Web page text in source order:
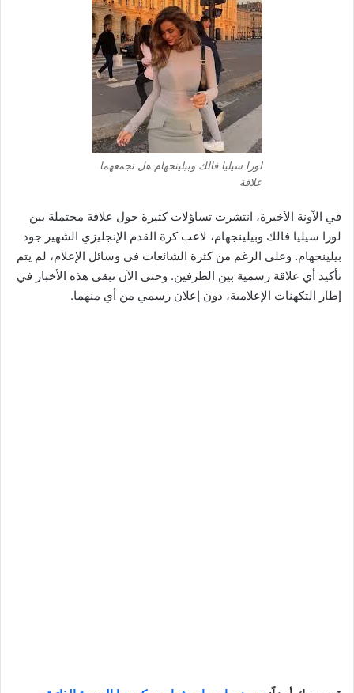
لورا سيليا فالك وبيلينجهام هل تجمعهما
علاقة
في الآونة الأخيرة، انتشرت تساؤلات كثيرة حول علاقة محتملة بين
لورا سيليا فالك وبيلينجهام، لاعب كرة القدم الإنجليزي الشهير جود
بيلينجهام. وعلى الرغم من كثرة الشائعات في وسائل الإعلام، لم يتم
تأكيد أي علاقة رسمية بين الطرفين. وحتى الآن تبقى هذه الأخبار في
إطار التكهنات الإعلامية، دون إعلان رسمي من أي منهما.